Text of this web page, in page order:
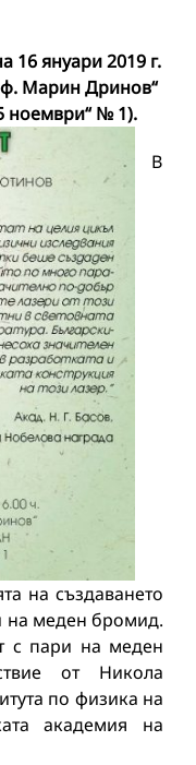
16 януари 2019 г.
Марин Дринов“
ноември“ № 1).
В
на създаването
на меден бромид.
с пари на меден
от Никола
по физика на
академия на